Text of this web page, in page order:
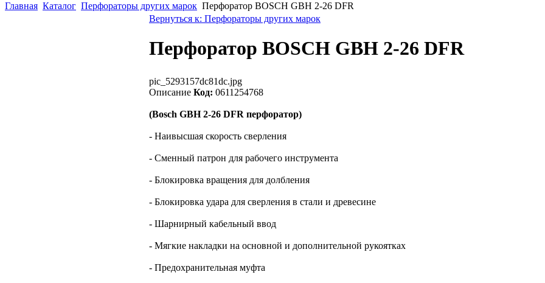
Главная Каталог Перфораторы других марок Перфоратор BOSCH GBH 2-26 DFR
Вернуться к: Перфораторы других марок
Перфоратор BOSCH GBH 2-26 DFR
pic_5293157dc81dc.jpg
Описание Код: 0611254768
(Bosch GBH 2-26 DFR перфоратор)
- Наивысшая скорость сверления
- Сменный патрон для рабочего инструмента
- Блокировка вращения для долбления
- Блокировка удара для сверления в стали и древесине
- Шарнирный кабельный ввод
- Мягкие накладки на основной и дополнительной рукоятках
- Предохранительная муфта